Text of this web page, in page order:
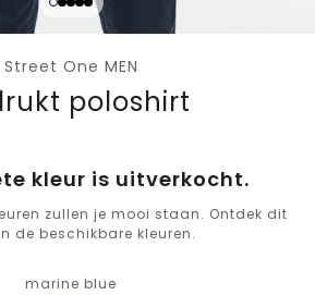
Street One MEN
poloshirt
kleur is uitverkocht.
zullen je mooi staan. Ontdek dit
de beschikbare kleuren.
marine blue